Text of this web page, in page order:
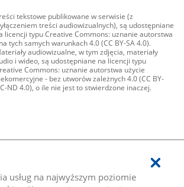
usług na najwyższym poziomie
tekstowe publikowane w serwisie (z
treści audiowizualnych), są udostępniane
licencji typu Creative Commons: uznanie autorstwa
tych samych warunkach 4.0 (CC BY-SA 4.0).
audiowizualne, w tym zdjęcia, materiały
i wideo, są udostępniane na licencji typu
Commons: uznanie autorstwa użycie
- bez utworów zależnych 4.0 (CC BY-
ND 4.0), o ile nie jest to stwierdzone inaczej.